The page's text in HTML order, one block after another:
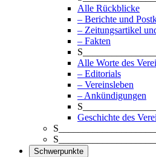
Alle Rückblicke
– Berichte und
– Zeitungsartikel
– Fakten
Alle Worte des
– Editorials
– Vereinsleben
– Ankündigungen
Geschichte des
Schwerpunkte